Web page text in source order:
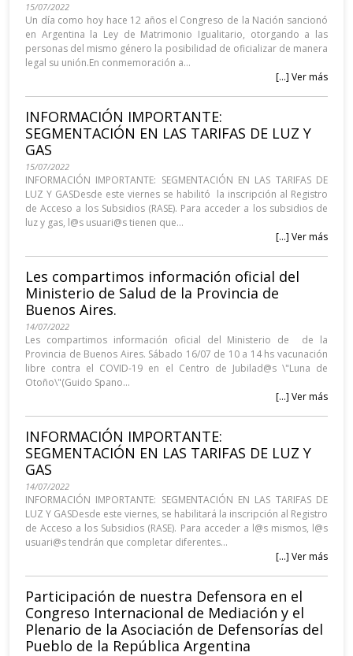
15/07/2022
Un día como hoy hace 12 años el Congreso de la Nación sancionó
en Argentina la Ley de Matrimonio Igualitario, otorgando a las
personas del mismo género la posibilidad de oficializar de manera
legal su unión.En conmemoración a...
[...] Ver más
INFORMACIÓN IMPORTANTE:
SEGMENTACIÓN EN LAS TARIFAS DE LUZ Y
GAS
15/07/2022
INFORMACIÓN IMPORTANTE: SEGMENTACIÓN EN LAS TARIFAS DE
LUZ Y GASDesde este viernes se habilitó la inscripción al Registro
de Acceso a los Subsidios (RASE). Para acceder a los subsidios de
luz y gas, l@s usuari@s tienen que...
[...] Ver más
Les compartimos información oficial del
Ministerio de Salud de la Provincia de
Buenos Aires.
14/07/2022
Les compartimos información oficial del Ministerio de de la
Provincia de Buenos Aires. Sábado 16/07 de 10 a 14 hs vacunación
libre contra el COVID-19 en el Centro de Jubilad@s \"Luna de
Otoño\"(Guido Spano...
[...] Ver más
INFORMACIÓN IMPORTANTE:
SEGMENTACIÓN EN LAS TARIFAS DE LUZ Y
GAS
14/07/2022
INFORMACIÓN IMPORTANTE: SEGMENTACIÓN EN LAS TARIFAS DE
LUZ Y GASDesde este viernes, se habilitará la inscripción al Registro
de Acceso a los Subsidios (RASE). Para acceder a l@s mismos, l@s
usuari@s tendrán que completar diferentes...
[...] Ver más
Participación de nuestra Defensora en el
Congreso Internacional de Mediación y el
Plenario de la Asociación de Defensorías del
Pueblo de la República Argentina